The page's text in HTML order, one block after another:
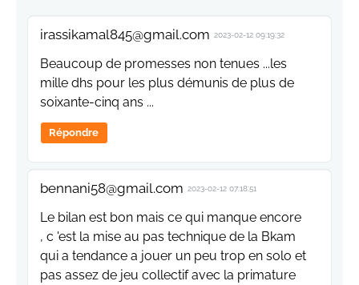
irassikamal845@gmail.com 2023-02-12 09:19:32
Beaucoup de promesses non tenues ...les
mille dhs pour les plus démunis de plus de
soixante-cinq ans ...
Répondre
bennani58@gmail.com 2023-02-12 07:18:51
Le bilan est bon mais ce qui manque encore
, c 'est la mise au pas technique de la Bkam
qui a tendance a jouer un peu trop en solo et
pas assez de jeu collectif avec la primature